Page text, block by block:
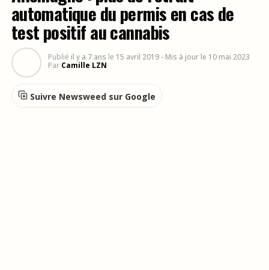
automatique du permis en cas de
test positif au cannabis
Publié il y a 7 ans le 15 avril 2019 - Mis à jour le 10 mai 2023
Par Camille LZN
Suivre Newsweed sur Google